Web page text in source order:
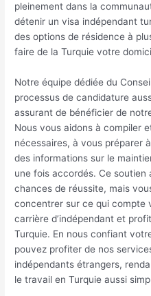
pleinement dans la
détenir un visa indépendant
des options de résidence à
faire de la Turquie votre
Notre équipe dédiée du
processus de candidature
assurant de bénéficier de
Nous vous aidons à compiler
nécessaires, à vous préparer
des informations sur le
une fois accordés. Ce
chances de réussite, mais
concentrer sur ce qui compte
carrière d’indépendant et
Turquie. En nous confiant
pouvez profiter de nos
indépendants étrangers,
le travail en Turquie aussi